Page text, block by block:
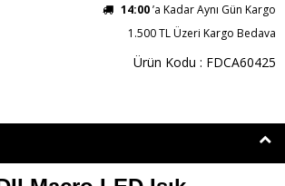
14:00’a Kadar Aynı Gün Kargo
1.500 TL Üzeri Kargo Bedava
Ürün Kodu : FDCA60425